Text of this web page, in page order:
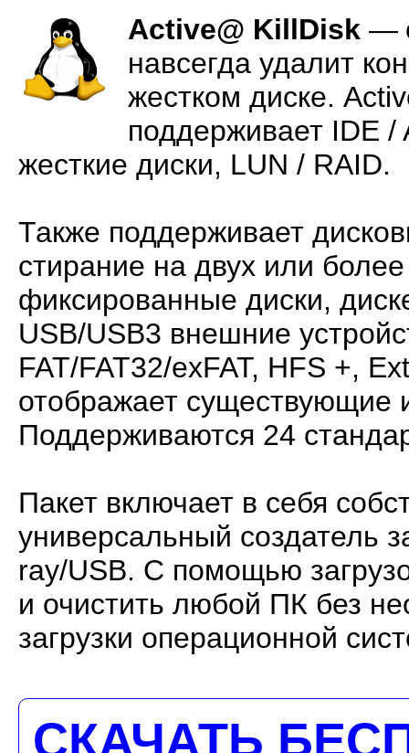
Active@ KillDisk —
навсегда удалит
жестком диске.
поддерживает IDE /
жесткие диски, LUN / RAID.
Также поддерживает
стирание на двух или
фиксированные диски,
USB/USB3 внешние
FAT/FAT32/exFAT, HFS +,
отображает
Поддерживаются 24
Пакет включает в себя
универсальный создатель
ray/USB. С помощью
и очистить любой ПК без
загрузки операционной
СКАЧАТЬ